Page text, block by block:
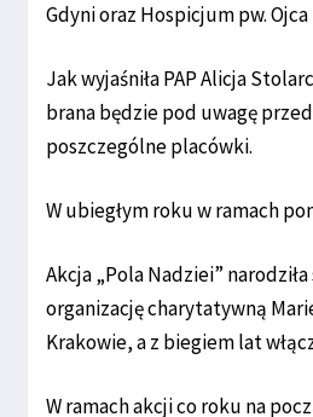
Gdyni oraz Hospicjum pw.
Jak wyjaśniła PAP Alicja
brana będzie pod uwagę
poszczególne placówki.
W ubiegłym roku w ramach
Akcja „Pola Nadziei”
organizację charytatywną
Krakowie, a z biegiem lat
W ramach akcji co roku na